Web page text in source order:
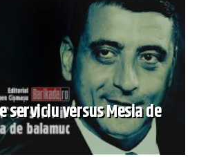
serviciu versus Mesia de